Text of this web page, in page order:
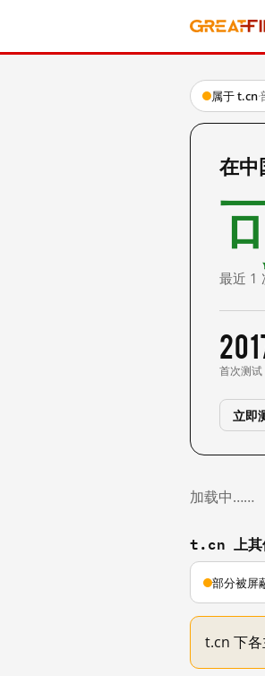
属于 t.cn·
在
最近 1
首次测试
立即
加载中……
t.cn 上其
部分被屏
t.cn 下各